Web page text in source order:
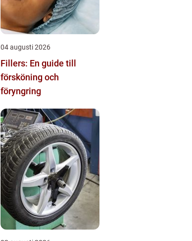
04 augusti 2026
Fillers: En guide till
försköning och
föryngring